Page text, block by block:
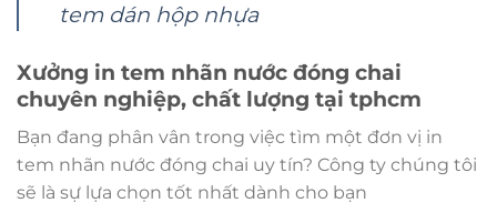
tem dán hộp nhựa
Xưởng in tem nhãn nước đóng chai
chuyên nghiệp, chất lượng tại tphcm
Bạn đang phân vân trong việc tìm một đơn vị in
tem nhãn nước đóng chai uy tín? Công ty chúng tôi
sẽ là sự lựa chọn tốt nhất dành cho bạn